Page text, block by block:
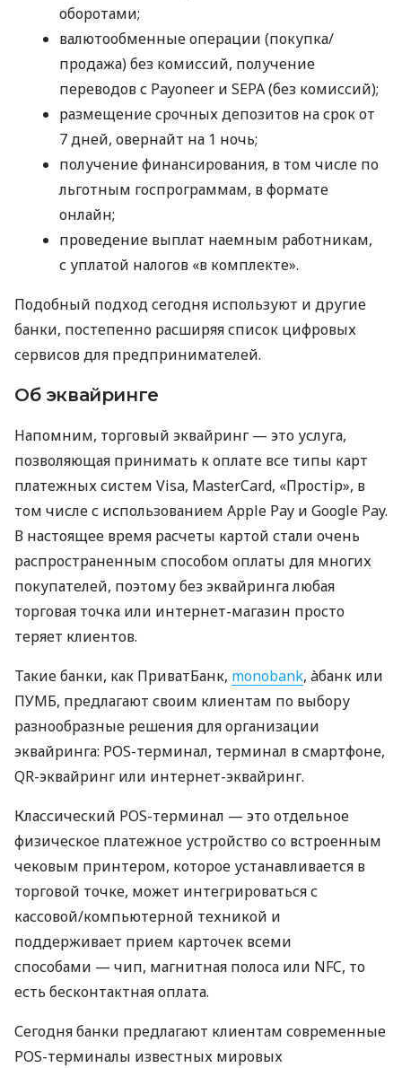
оборотами;
валютообменные операции (покупка/
продажа) без комиссий, получение
переводов с Payoneer и SEPA (без комиссий);
размещение срочных депозитов на срок от
7 дней, овернайт на 1 ночь;
получение финансирования, в том числе по
льготным госпрограммам, в формате
онлайн;
проведение выплат наемным работникам,
с уплатой налогов «в комплекте».
Подобный подход сегодня используют и другие
банки, постепенно расширяя список цифровых
сервисов для предпринимателей.
Об эквайринге
Напомним, торговый эквайринг — это услуга,
позволяющая принимать к оплате все типы карт
платежных систем Visa, MasterCard, «Простір», в
том числе с использованием Apple Pay и Google Pay.
В настоящее время расчеты картой стали очень
распространенным способом оплаты для многих
покупателей, поэтому без эквайринга любая
торговая точка или интернет-магазин просто
теряет клиентов.
Такие банки, как ПриватБанк, monobank, àбанк или
ПУМБ, предлагают своим клиентам по выбору
разнообразные решения для организации
эквайринга: POS-терминал, терминал в смартфоне,
QR-эквайринг или интернет-эквайринг.
Классический POS-терминал — это отдельное
физическое платежное устройство со встроенным
чековым принтером, которое устанавливается в
торговой точке, может интегрироваться с
кассовой/компьютерной техникой и
поддерживает прием карточек всеми
способами — чип, магнитная полоса или NFC, то
есть бесконтактная оплата.
Сегодня банки предлагают клиентам современные
POS-терминалы известных мировых